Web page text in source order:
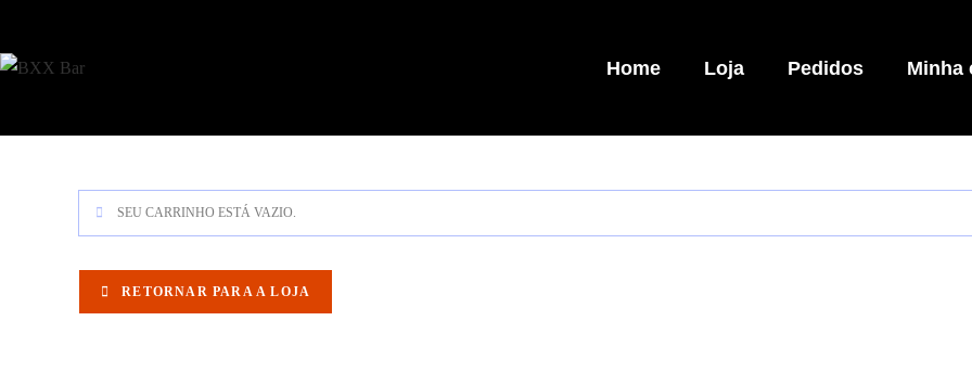
Home Loja Pedidos Minha
SEU CARRINHO ESTÁ VAZIO.
RETORNAR PARA A LOJA